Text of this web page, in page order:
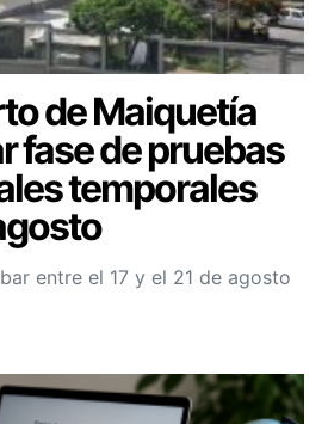
de Maiquetía
fase de pruebas
temporales
entre el 17 y el 21 de agosto